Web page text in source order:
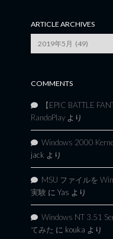
ARTICLE ARCHIVES
Archives
COMMENTS
【EPIC BATTLE
RandoPlay より
Windows 2000
jack より
MSU ファイルを
実験 に Yas より
Windows NT 3.51
てみた に kouka より